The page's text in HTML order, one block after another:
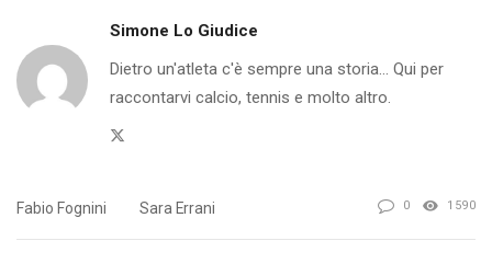
Simone Lo Giudice
Dietro un'atleta c'è sempre una storia... Qui per
raccontarvi calcio, tennis e molto altro.
Fabio Fognini Sara Errani 0 1590